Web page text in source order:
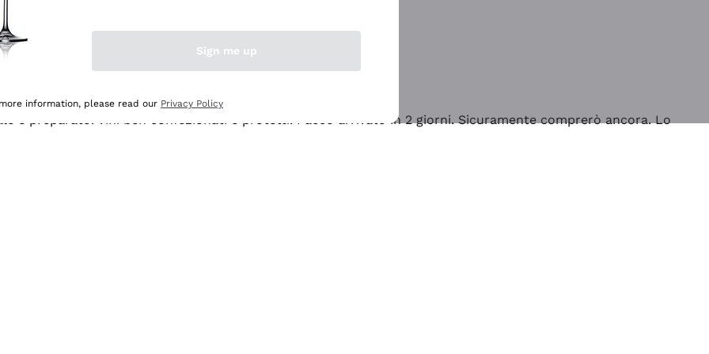
e preparato. Vini ben confezionati e protetti. Pacco arrivato in 2 giorni. Sicuramente comprerò ancora. Lo
Sign me up
information, please read our Privacy Policy